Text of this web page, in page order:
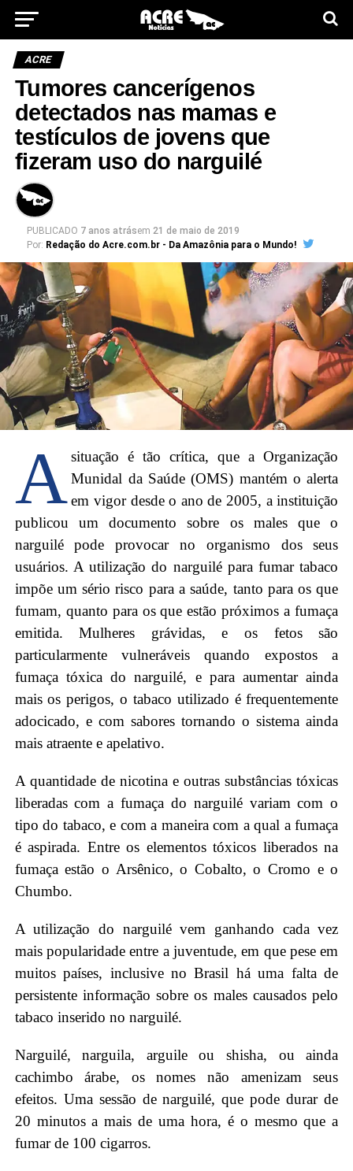
ACRE
Tumores cancerígenos
detectados nas mamas e
testículos de jovens que
fizeram uso do narguilé
PUBLICADO 7 anos atrásem 21 de maio de 2019
Por: Redação do Acre.com.br - Da Amazônia para o Mundo!
A situação é tão crítica, que a Organização
Munidal da Saúde (OMS) mantém o alerta
em vigor desde o ano de 2005, a instituição
publicou um documento sobre os males que o
narguilé pode provocar no organismo dos seus
usuários. A utilização do narguilé para fumar tabaco
impõe um sério risco para a saúde, tanto para os que
fumam, quanto para os que estão próximos a fumaça
emitida. Mulheres grávidas, e os fetos são
particularmente vulneráveis quando expostos a
fumaça tóxica do narguilé, e para aumentar ainda
mais os perigos, o tabaco utilizado é frequentemente
adocicado, e com sabores tornando o sistema ainda
mais atraente e apelativo.
A quantidade de nicotina e outras substâncias tóxicas
liberadas com a fumaça do narguilé variam com o
tipo do tabaco, e com a maneira com a qual a fumaça
é aspirada. Entre os elementos tóxicos liberados na
fumaça estão o Arsênico, o Cobalto, o Cromo e o
Chumbo.
A utilização do narguilé vem ganhando cada vez
mais popularidade entre a juventude, em que pese em
muitos países, inclusive no Brasil há uma falta de
persistente informação sobre os males causados pelo
tabaco inserido no narguilé.
Narguilé, narguila, arguile ou shisha, ou ainda
cachimbo árabe, os nomes não amenizam seus
efeitos. Uma sessão de narguilé, que pode durar de
20 minutos a mais de uma hora, é o mesmo que a
fumar de 100 cigarros.